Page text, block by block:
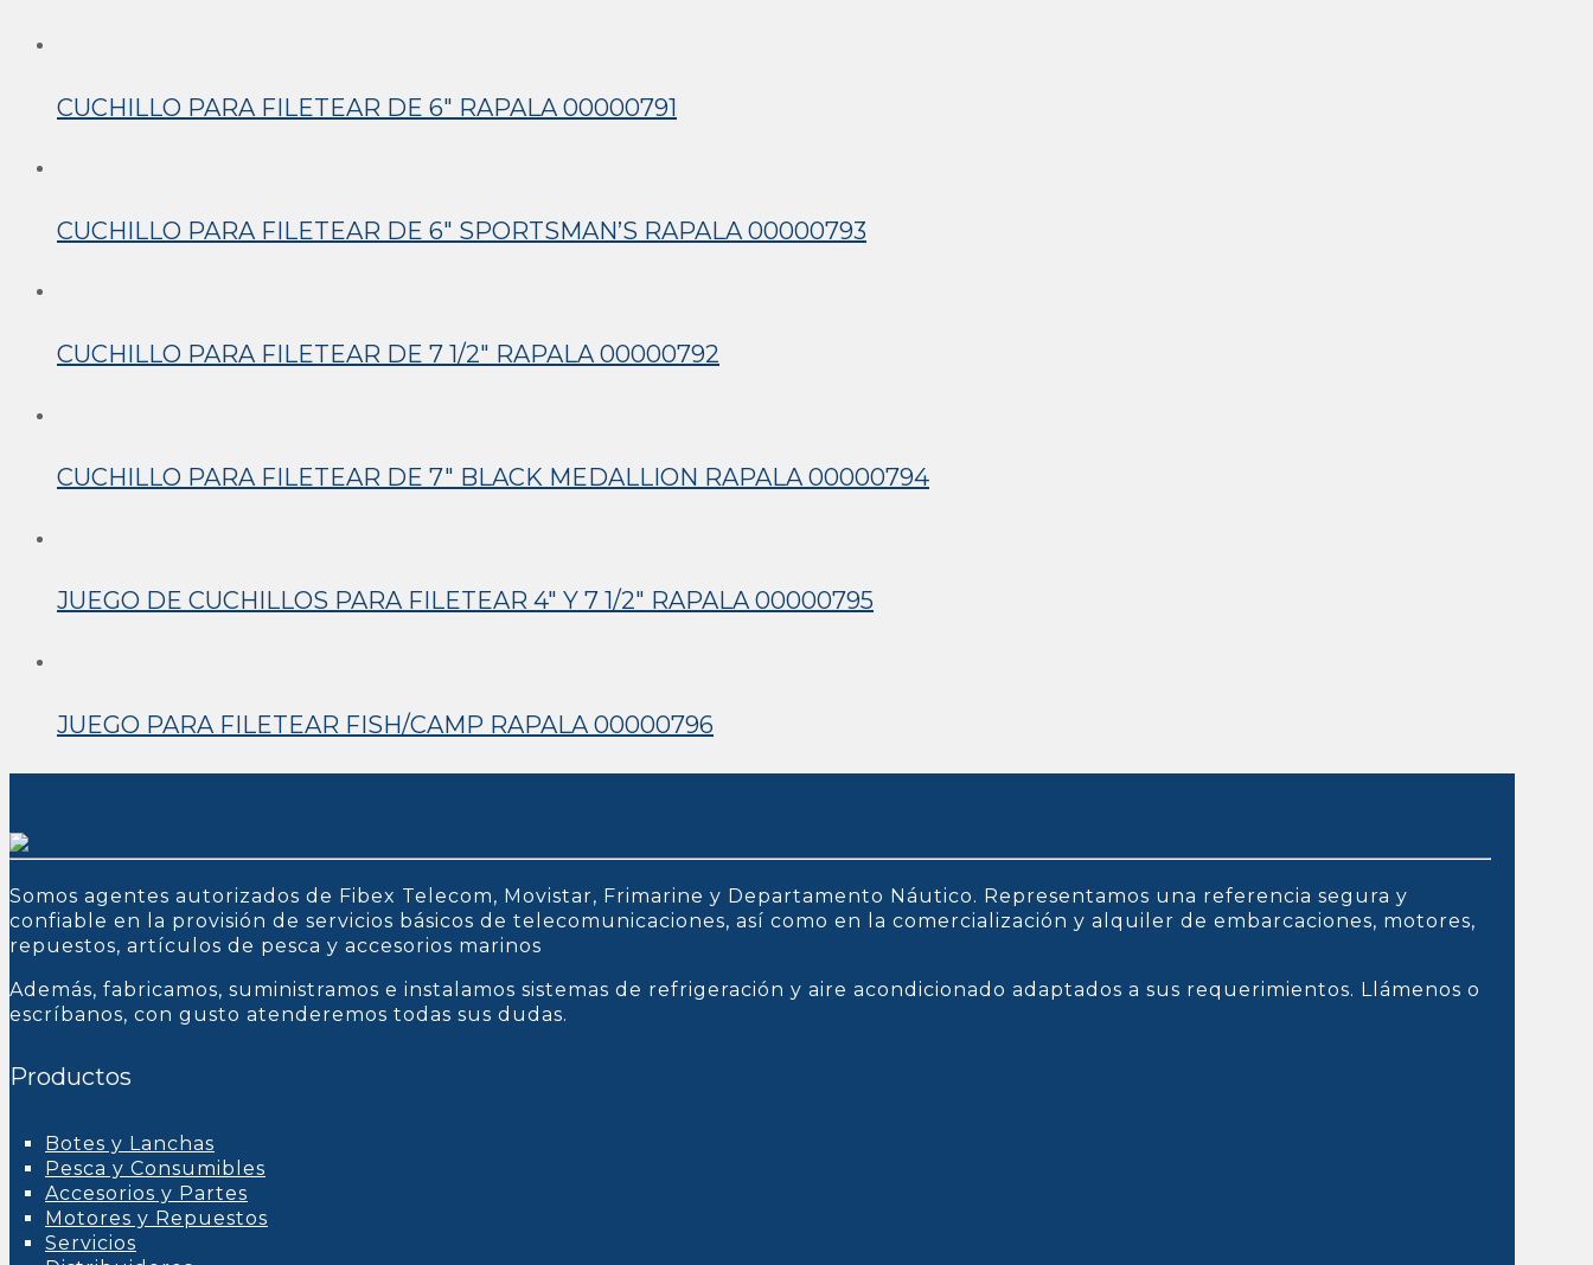
CUCHILLO PARA FILETEAR DE 6″ RAPALA 00000791
CUCHILLO PARA FILETEAR DE 6″ SPORTSMAN’S RAPALA 00000793
CUCHILLO PARA FILETEAR DE 7 1/2″ RAPALA 00000792
CUCHILLO PARA FILETEAR DE 7″ BLACK MEDALLION RAPALA 00000794
JUEGO DE CUCHILLOS PARA FILETEAR 4″ Y 7 1/2″ RAPALA 00000795
JUEGO PARA FILETEAR FISH/CAMP RAPALA 00000796
Somos agentes autorizados de Fibex Telecom, Movistar, Frimarine y Departamento Náutico. Representamos una referencia segura y
confiable en la provisión de servicios básicos de telecomunicaciones, así como en la comercialización y alquiler de embarcaciones, motores,
repuestos, artículos de pesca y accesorios marinos
Además, fabricamos, suministramos e instalamos sistemas de refrigeración y aire acondicionado adaptados a sus requerimientos. Llámenos o
escríbanos, con gusto atenderemos todas sus dudas.
Productos
Botes y Lanchas
Pesca y Consumibles
Accesorios y Partes
Motores y Repuestos
Servicios